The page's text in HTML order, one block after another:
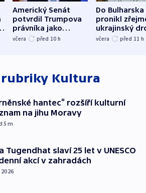
Americký Senát
potvrdil Trumpova
právníka jako
ministra
včera před 10 h
Do Bulharska
pronikl
ukrajinský
explodoval
včera před 11 h
Kultura
hantec“ rozšíří kulturní
na jihu Moravy
5m
Tugendhat slaví 25 let v UNESCO
akcí v zahradách
2026